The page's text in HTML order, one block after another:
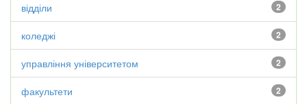
2
відділи
2
коледжі
2
управління університетом
2
факультети